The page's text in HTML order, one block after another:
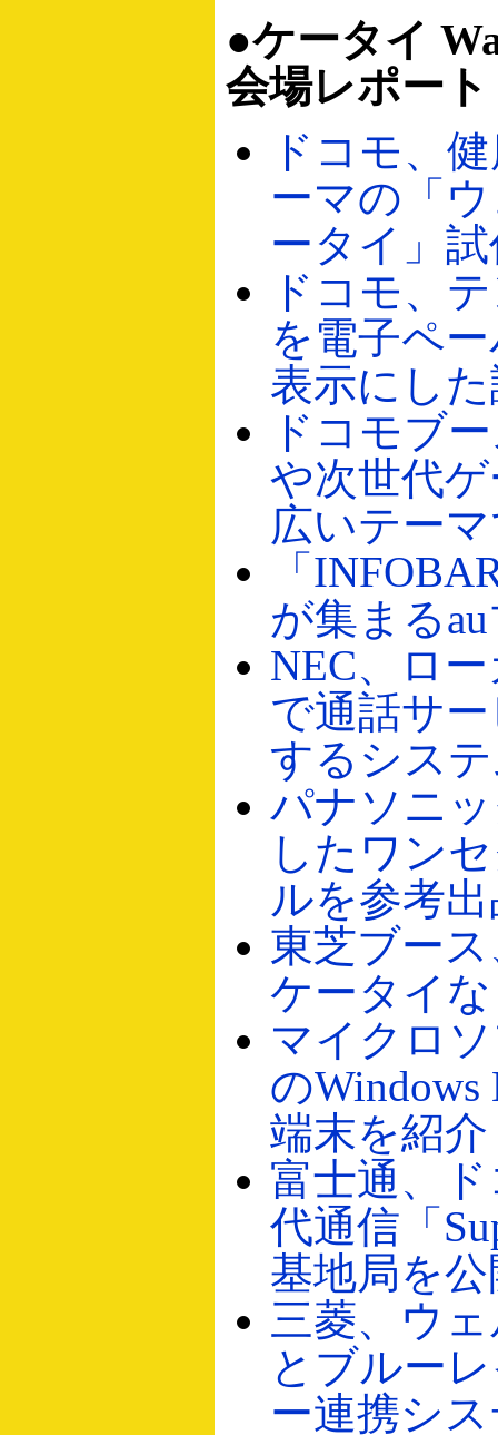
●ケータイ
会場レポート
ドコモ、
ーマの「
ータイ」
ドコモ、
を電子ペ
表示にし
ドコモブ
や次世代
広いテー
「
が集まる
NEC、ロ
で通話サ
するシス
パナソニ
したワン
ルを参考
東芝ブー
ケータイ
マイクロ
の
端末を紹介
富士通、
代通信「
基地局を公
三菱、ウ
とブルー
ー連携シ